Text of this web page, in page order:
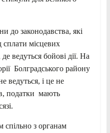
до законодавства, які
сплати місцевих
ведуться бойові дії. На
Болградського району
ведуться, і це не
податки мають
з органам